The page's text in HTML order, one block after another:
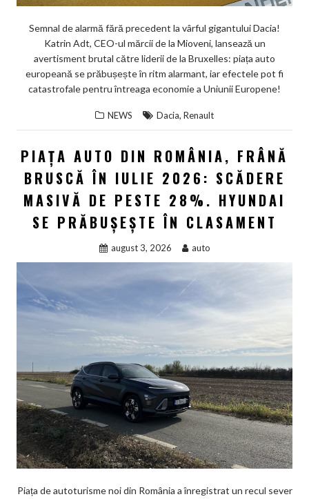
Semnal de alarmă fără precedent la vârful gigantului Dacia!
Katrin Adt, CEO-ul mărcii de la Mioveni, lansează un
avertisment brutal către liderii de la Bruxelles: piața auto
europeană se prăbușește în ritm alarmant, iar efectele pot fi
catastrofale pentru întreaga economie a Uniunii Europene!
NEWS Dacia, Renault
PIAȚA AUTO DIN ROMÂNIA, FRÂNĂ
BRUSCĂ ÎN IULIE 2026: SCĂDERE
MASIVĂ DE PESTE 28%. HYUNDAI
SE PRĂBUȘEȘTE ÎN CLASAMENT
august 3, 2026 auto
Piața de autoturisme noi din România a înregistrat un recul sever